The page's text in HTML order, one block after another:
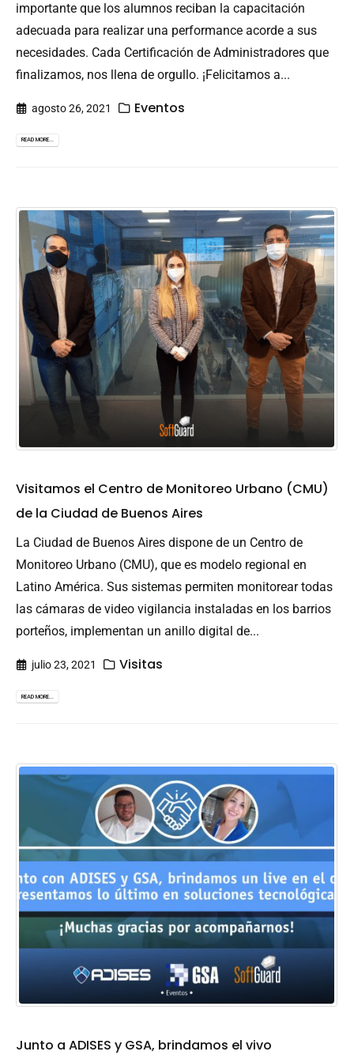
importante que los alumnos reciban la capacitación
adecuada para realizar una performance acorde a sus
necesidades. Cada Certificación de Administradores que
finalizamos, nos llena de orgullo. ¡Felicitamos a...
agosto 26, 2021 Eventos
READ MORE...
Visitamos el Centro de Monitoreo Urbano (CMU)
de la Ciudad de Buenos Aires
La Ciudad de Buenos Aires dispone de un Centro de
Monitoreo Urbano (CMU), que es modelo regional en
Latino América. Sus sistemas permiten monitorear todas
las cámaras de video vigilancia instaladas en los barrios
porteños, implementan un anillo digital de...
julio 23, 2021 Visitas
READ MORE...
Junto a ADISES y GSA, brindamos el vivo